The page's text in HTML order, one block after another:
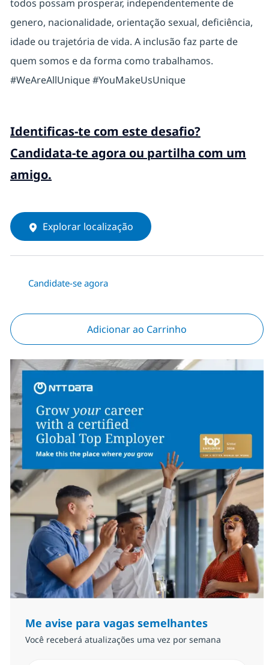
todos possam prosperar, independentemente de
genero, nacionalidade, orientação sexual, deficiência,
idade ou trajetória de vida. A inclusão faz parte de
quem somos e da forma como trabalhamos.
#WeAreAllUnique #YouMakeUsUnique
Identificas-te com este desafio?
Candidata-te agora ou partilha com um
amigo.
Explorar localização
Candidate-se agora
Adicionar ao Carrinho
Me avise para vagas semelhantes
Você receberá atualizações uma vez por semana